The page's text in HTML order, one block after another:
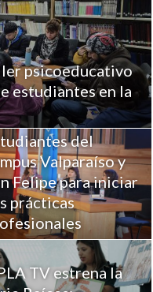
psicoeducativo
estudiantes en la
entrega
clave a
de 100
del
Valparaíso y
Felipe para iniciar
prácticas
TV estrena la